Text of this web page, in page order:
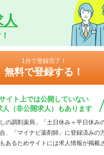
1分で登録完了！
無料で登録する！
イト上では公開していない
人（非公開求人）もあります
の調剤薬局」「土日休み＋平日休み
、「マイナビ薬剤師」に登録済みの
あるためサイトには求人情報が掲載